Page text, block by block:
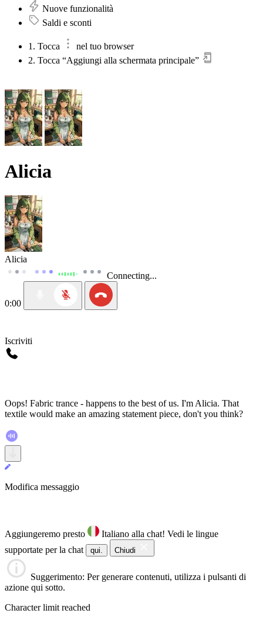
Nuove funzionalità
Saldi e sconti
1. Tocca
nel tuo browser
2. Tocca “Aggiungi alla schermata principale”
Alicia
Alicia
Connecting...
0:00
Iscriviti
Oops! Fabric trance - happens to the best of us. I'm Alicia. That
textile would make an amazing statement piece, don't you think?
Modifica messaggio
Aggiungeremo presto Italiano alla chat! Vedi le lingue
supportate per la chat
qui. Chiudi
Suggerimento: Per generare contenuti, utilizza i pulsanti di
azione qui sotto.
Character limit reached